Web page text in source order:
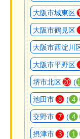
大阪市城東区
大阪市鶴見区
大阪市西淀川
大阪市平野区
堺市北区 20 (
池田市 8 ( 4
交野市 7 ( 4
摂津市 3 ( 1